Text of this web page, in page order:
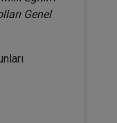
Genel